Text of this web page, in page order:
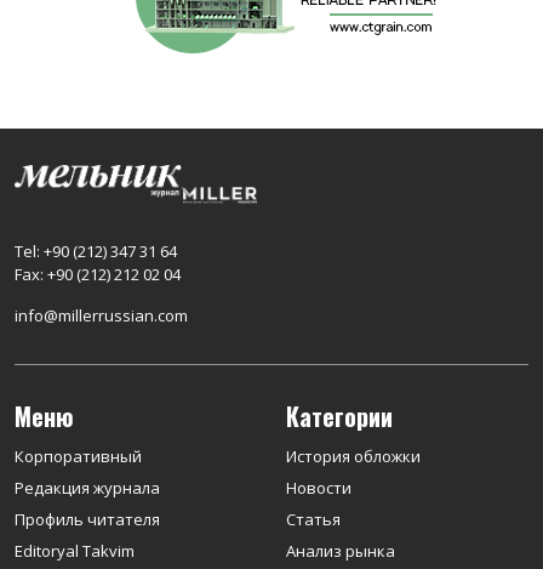
Tel: +90 (212) 347 31 64
Fax: +90 (212) 212 02 04
info@millerrussian.com
Меню
Корпоративный
Редакция журнала
Профиль читателя
Editoryal Takvim
Категории
История обложки
Новости
Статья
Анализ рынка